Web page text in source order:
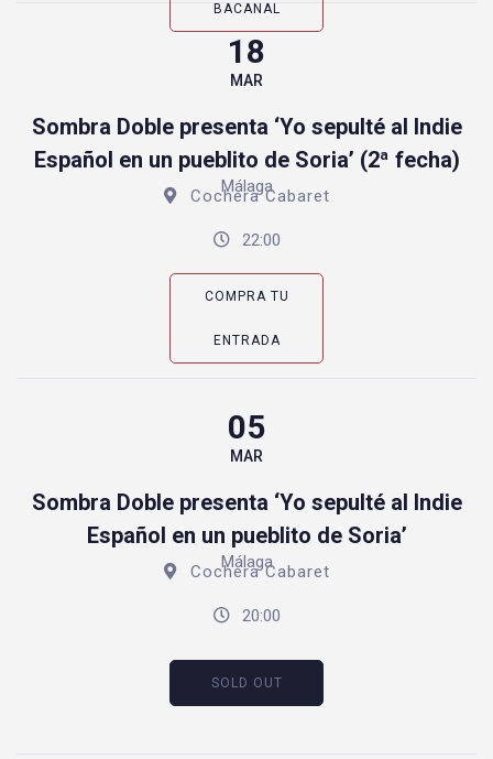
BACANAL
18
MAR
Sombra Doble presenta ‘Yo sepulté al Indie
Español en un pueblito de Soria’ (2ª fecha)
Málaga
Cochera Cabaret
22:00
COMPRA TU
ENTRADA
05
MAR
Sombra Doble presenta ‘Yo sepulté al Indie
Español en un pueblito de Soria’
Málaga
Cochera Cabaret
20:00
SOLD OUT